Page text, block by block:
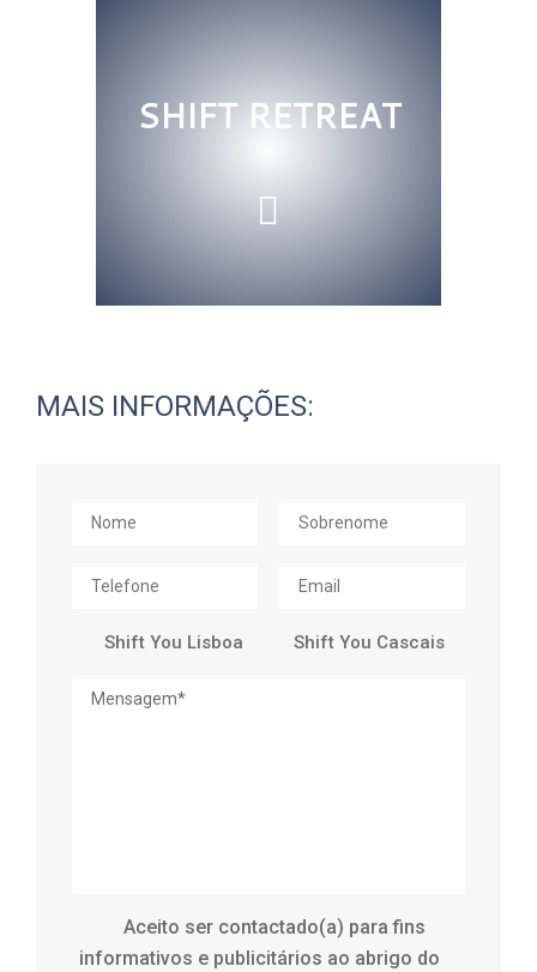
SHIFT RETREAT
MAIS INFORMAÇÕES:
Shift You Lisboa Shift You Cascais
Aceito ser contactado(a) para fins
informativos e publicitários ao abrigo do